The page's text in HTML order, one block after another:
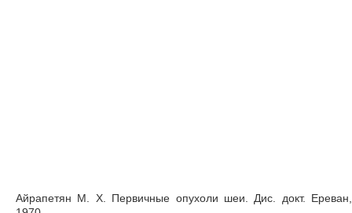
Айрапетян М. X. Первичные опухоли шеи. Дис. докт. Ереван,